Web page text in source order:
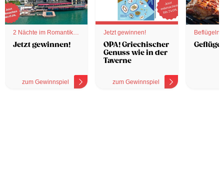
2 Nächte im Romantik
Hotel
Jetzt gewinnen!
zum Gewinnspiel
Jetzt gewinnen!
OPA! Griechischer
Genuss wie in der
Taverne
zum Gewinnspiel